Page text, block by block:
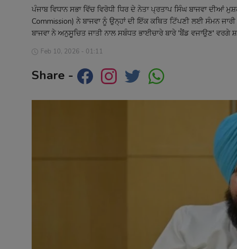
Sponsors
Matrimonial
Contact
ਪੰਜਾਬ ਵਿਧਾਨ ਸਭਾ ਵਿੱਚ ਵਿਰੋਧੀ ਧਿਰ ਦੇ ਨੇਤਾ ਪ੍ਰਤਾਪ ਸਿੰਘ ਬਾਜਵਾ
Commission) ਨੇ ਬਾਜਵਾ ਨੂੰ ਉਨ੍ਹਾਂ ਦੀ ਇੱਕ ਕਥਿਤ ਟਿੱਪਣੀ ਲਈ ਸੰਮਨ
ਬਾਜਵਾ ਨੇ ਅਨੁਸੂਚਿਤ ਜਾਤੀ ਨਾਲ ਸਬੰਧਤ ਭਾਈਚਾਰੇ ਬਾਰੇ 'ਬੈਂਡ ਵਜਾਉਣ' ਵਰਗੇ
Feb 10, 2026 - 01:11
Share -